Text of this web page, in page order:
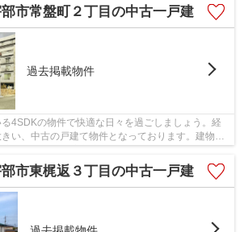
市常盤町２丁目の中古一戸建
過去掲載物件
4SDKの物件で快適な日々を過ごしましょう。経
い、中古の戸建て物件となっております。建物面
市東梶返３丁目の中古一戸建